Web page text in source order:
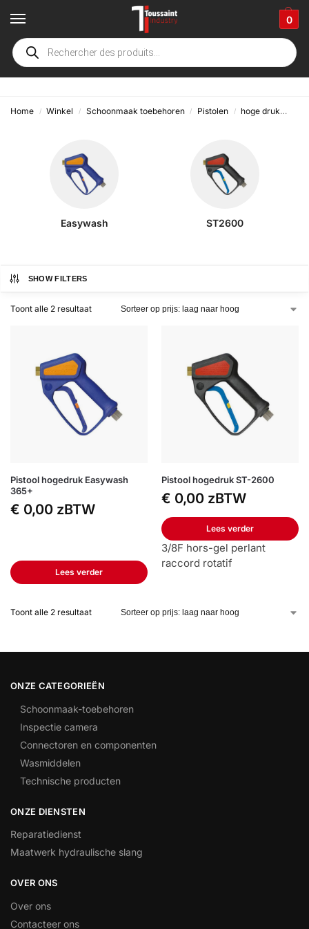
0
huilende vorst
Home / Winkel / Schoonmaak toebehoren / Pistolen / hoge druk
Easywash ST2600
SHOW FILTERS
Toont alle 2 resultaat
Pistool hogedruk Easywash
365+
€ 0,00 zBTW
Lees verder
Pistool hogedruk ST-2600
€ 0,00 zBTW
Lees verder
3/8F hors-gel perlant
raccord rotatif
Toont alle 2 resultaat
ONZE CATEGORIEËN
Schoonmaak-toebehoren
Inspectie camera
Connectoren en componenten
Wasmiddelen
Technische producten
ONZE DIENSTEN
Reparatiedienst
Maatwerk hydraulische slang
OVER ONS
Over ons
Contacteer ons